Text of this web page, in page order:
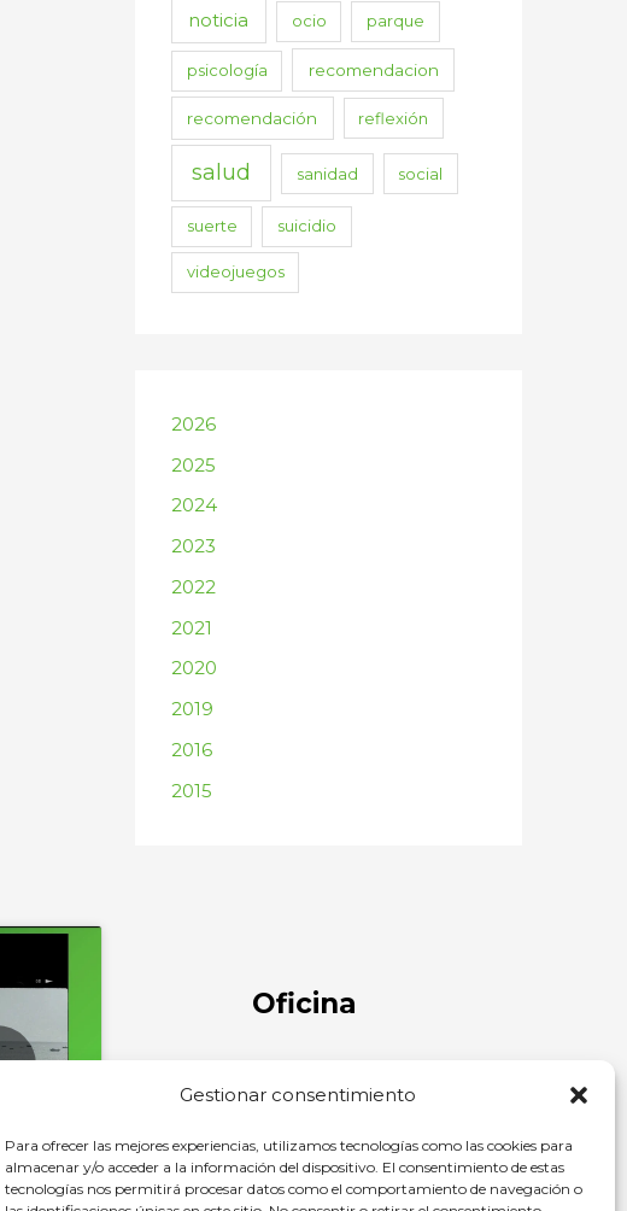
Gestionar consentimiento
Para ofrecer las mejores experiencias, utilizamos tecnologías como las cookies para
almacenar y/o acceder a la información del dispositivo. El consentimiento de estas
tecnologías nos permitirá procesar datos como el comportamiento de navegación o
noticia ocio parque
psicología recomendacion
recomendación reflexión
salud sanidad social
suerte suicidio
videojuegos
2026
2025
2024
2023
2022
2021
2020
2019
2016
2015
Oficina
C/ Comandante Díaz Trayter, 67 35600